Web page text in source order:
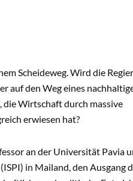
Scheideweg. Wird die
auf den Weg eines
Wirtschaft durch massive
erwiesen hat?
an der Universität Pavia
in Mailand, den Ausgang